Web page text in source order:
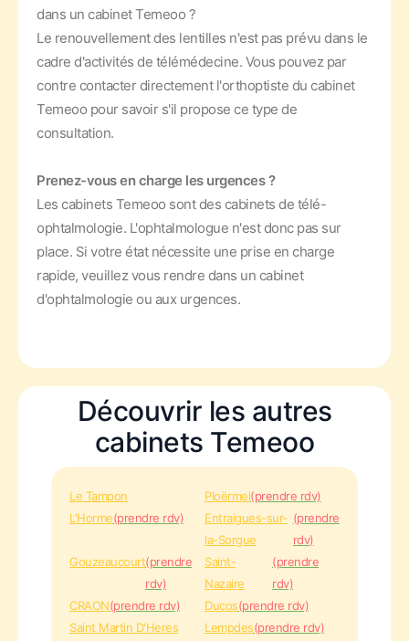
dans un cabinet Temeoo ?
Le renouvellement des lentilles n'est pas prévu dans le
cadre d'activités de télémédecine. Vous pouvez par
contre contacter directement l'orthoptiste du cabinet
Temeoo pour savoir s'il propose ce type de
consultation.
Prenez-vous en charge les urgences ?
Les cabinets Temeoo sont des cabinets de télé-
ophtalmologie. L'ophtalmologue n'est donc pas sur
place. Si votre état nécessite une prise en charge
rapide, veuillez vous rendre dans un cabinet
d'ophtalmologie ou aux urgences.
Découvrir les autres
cabinets Temeoo
Le Tampon Ploërmel(prendre rdv)
L'Horme(prendre rdv)
Entraigues-sur-
la-Sorgue
(prendre
rdv)
Gouzeaucourt(prendre
rdv)
Saint-
Nazaire
(prendre
rdv)
CRAON(prendre rdv) Ducos(prendre rdv)
Saint Martin D'Heres
Lempdes(prendre rdv)